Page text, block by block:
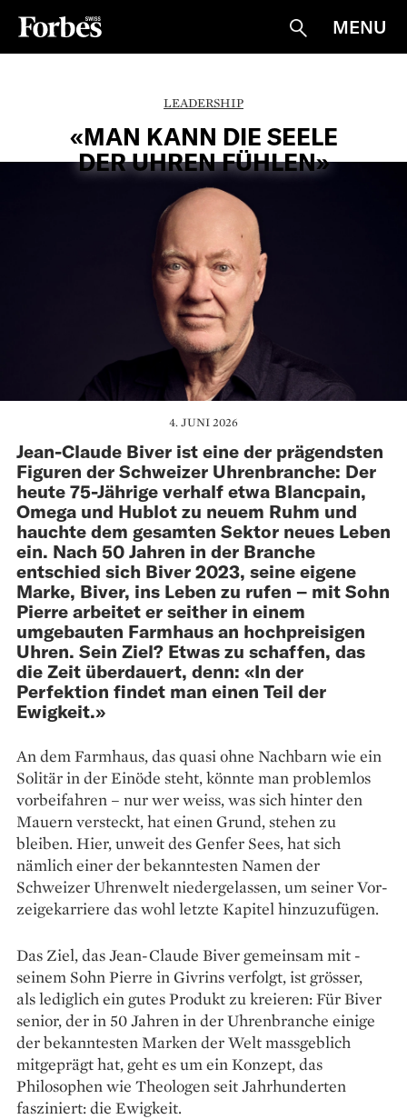
Suche
MENU
LEADERSHIP
«MAN KANN DIE SEELE
DER UHREN FÜHLEN»
4. JUNI 2026
Jean-Claude Biver ist eine der prägendsten
Figuren der Schweizer Uhrenbranche: Der
heute 75-Jährige verhalf etwa Blancpain,
Omega und Hublot zu neuem Ruhm und
hauchte dem gesamten Sektor neues Leben
ein. Nach 50 Jahren in der Branche
entschied sich Biver 2023, seine eigene
Marke, Biver, ins Leben zu rufen – mit Sohn
Pierre arbeitet er seither in einem
umgebauten Farmhaus an hochpreisigen
Uhren. Sein Ziel? Etwas zu schaffen, das
die Zeit überdauert, denn: «In der
Perfektion findet man einen Teil der
Ewigkeit.»
An dem Farmhaus, das quasi ohne Nachbarn wie ein
Solitär in der Einöde steht, könnte man problemlos
vorbeifahren – nur wer weiss, was sich hinter den
Mauern versteckt, hat einen Grund, stehen zu
bleiben. Hier, unweit des Genfer Sees, hat sich
nämlich einer der bekanntesten Namen der
Schweizer Uhrenwelt niedergelassen, um seiner Vor­
zeigekarriere das wohl letzte Kapitel hinzuzufügen.
Das Ziel, das Jean-Claude Biver gemeinsam mit ­
seinem Sohn Pierre in Givrins verfolgt, ist grösser,
als lediglich ein gutes Produkt zu kreieren: Für Biver
senior, der in 50 Jahren in der Uhrenbranche einige
der bekanntesten Marken der Welt massgeblich
mitgeprägt hat, geht es um ein Konzept, das
Philosophen wie Theologen seit Jahrhunderten
fasziniert: die Ewigkeit.